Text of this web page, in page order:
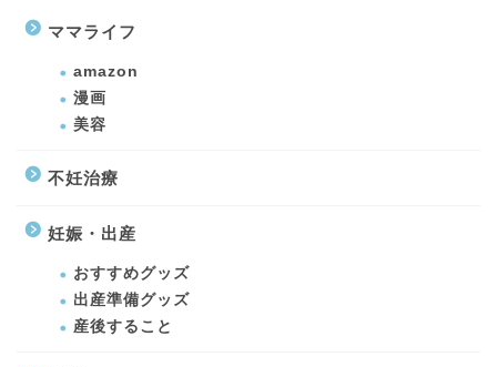
ママライフ
amazon
漫画
美容
不妊治療
妊娠・出産
おすすめグッズ
出産準備グッズ
産後すること